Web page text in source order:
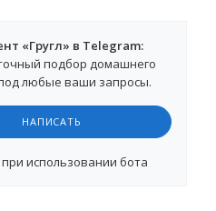
«Гругл» в Telegram:
подбор домашнего
любые ваши запросы.
НАПИСАТЬ
при использовании бота